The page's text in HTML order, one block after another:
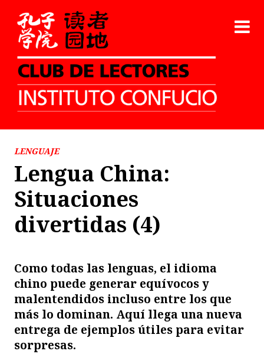
LENGUAJE
Lengua China:
Situaciones
divertidas (4)
Como todas las lenguas, el idioma
chino puede generar equívocos y
malentendidos incluso entre los que
más lo dominan. Aquí llega una nueva
entrega de ejemplos útiles para evitar
sorpresas.